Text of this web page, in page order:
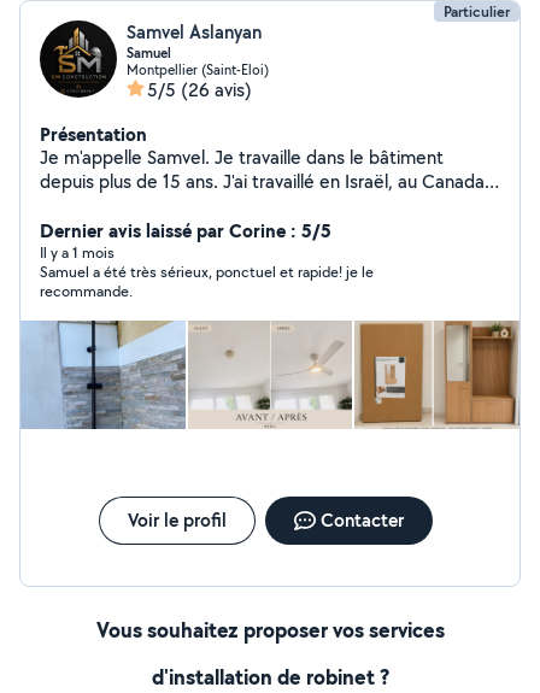
Particulier
Samvel Aslanyan
Samuel
Montpellier (Saint-Eloi)
5/5 (26 avis)
Présentation
Je m'appelle Samvel. Je travaille dans le bâtiment
depuis plus de 15 ans. J'ai travaillé en Israël, au Canada
travaux de construction à l'intérieur de la maison. Je
répare tous types de sols : stratifié, carrelage, linoléum,
peinture, plâtrerie, plomberie, cloisons sèches,
charpentes métalliques, installation de meubles et
installation de salles de bains. Je garantis la qualité de
mon travail. À bientôt.
Dernier avis laissé par Corine : 5/5
Il y a 1 mois
Samuel a été très sérieux, ponctuel et rapide! je le
recommande.
Voir le profil Contacter
Vous souhaitez proposer vos services
d'installation de robinet ?